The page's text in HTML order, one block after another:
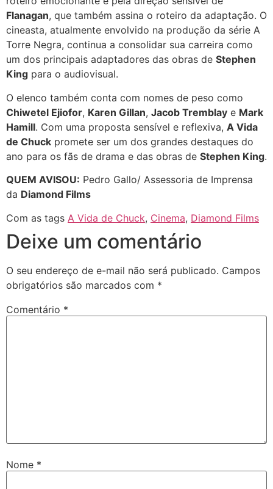
Flanagan, que também assina o roteiro da adaptação. O
cineasta, atualmente envolvido na produção da série A
Torre Negra, continua a consolidar sua carreira como
um dos principais adaptadores das obras de Stephen
King para o audiovisual.
O elenco também conta com nomes de peso como
Chiwetel Ejiofor, Karen Gillan, Jacob Tremblay e Mark
Hamill. Com uma proposta sensível e reflexiva, A Vida
de Chuck promete ser um dos grandes destaques do
ano para os fãs de drama e das obras de Stephen King.
QUEM AVISOU: Pedro Gallo/ Assessoria de Imprensa
da Diamond Films
Com as tags A Vida de Chuck, Cinema, Diamond Films
Deixe um comentário
O seu endereço de e-mail não será publicado. Campos
obrigatórios são marcados com *
Comentário *
Nome *